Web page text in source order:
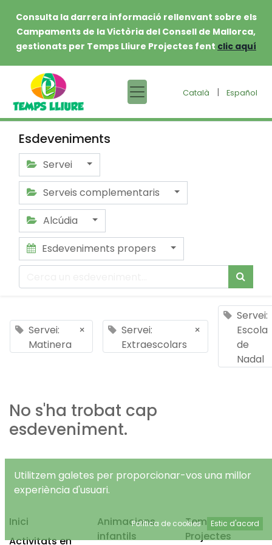
Consulta la darrera informació rellenvant sobre els
Campaments de la Victòria del Consell de Mallorca,
gestionats per Temps Lliure Projectes fent clic aquí
Català | Español
Esdeveniments
Servei
Serveis complementaris
Alcúdia
Esdeveniments propers
Servei:
Matinera
×
Servei:
Extraescolars
×
Servei:
Escola
de
Nadal
No s'ha trobat cap
esdeveniment.
Inici
Activitats en
Animacions
infantils
Temps Lliure
Projectes
Utilitzem galetes per proporcionar-vos una millor
experiència d'usuari.
Política de cookies Estic d'acord